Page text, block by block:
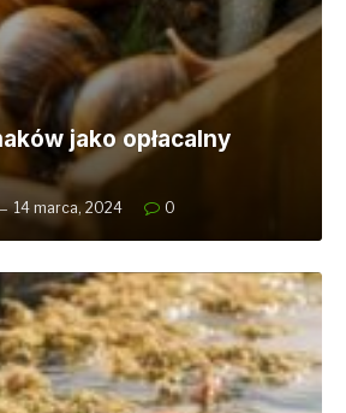
jako opłacalny
14 marca, 2024 0